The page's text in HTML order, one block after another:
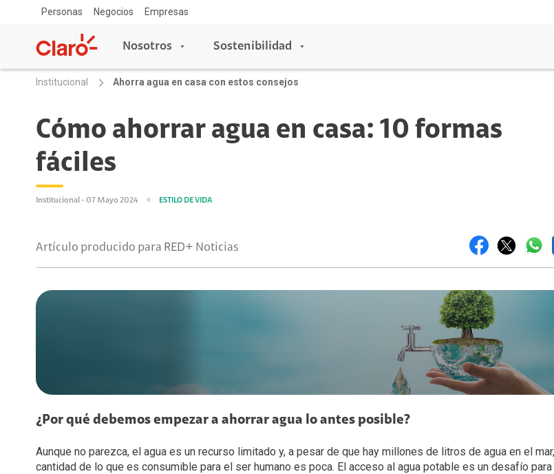
Personas Negocios Empresas
Nosotros
Sala de prensa
Blog Claro
5G
Trabaja con nosotros
Legal y regulatorio
Código de Ética América Móvil
Sostenibilidad
Acceso y Educación
Escuelas conectadas
Travesía por Colombia
Institucional Ahorra agua en casa con estos consejos
Cómo ahorrar agua en casa: 10 formas
fáciles
Institucional - 07 Mayo 2024 ESTILO DE VIDA
Artículo producido para RED+ Noticias
¿Por qué debemos empezar a ahorrar agua lo antes posible?
Aunque no parezca, el agua es un recurso limitado y, a pesar de que hay millones de litros de agua en el
cantidad de lo que es consumible para el ser humano es poca. El acceso al agua potable es un desafío para